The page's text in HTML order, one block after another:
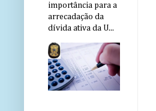
importância para a
arrecadação da
dívida ativa da U...